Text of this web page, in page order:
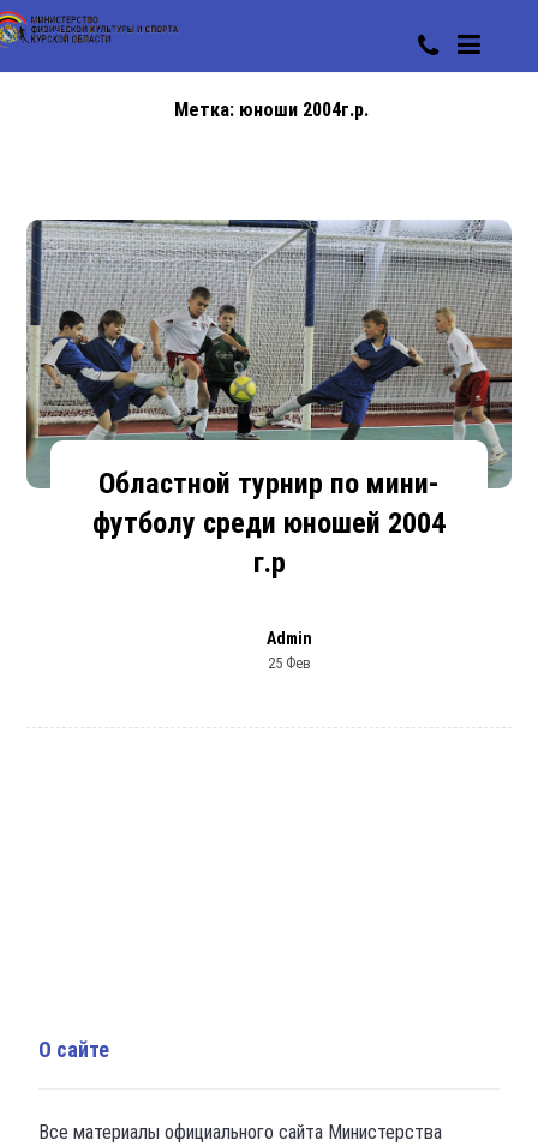
Метка: юноши 2004г.р.
Областной турнир по мини-
футболу среди юношей 2004
г.р
Admin
25 Фев
О сайте
Все материалы официального сайта Министерства